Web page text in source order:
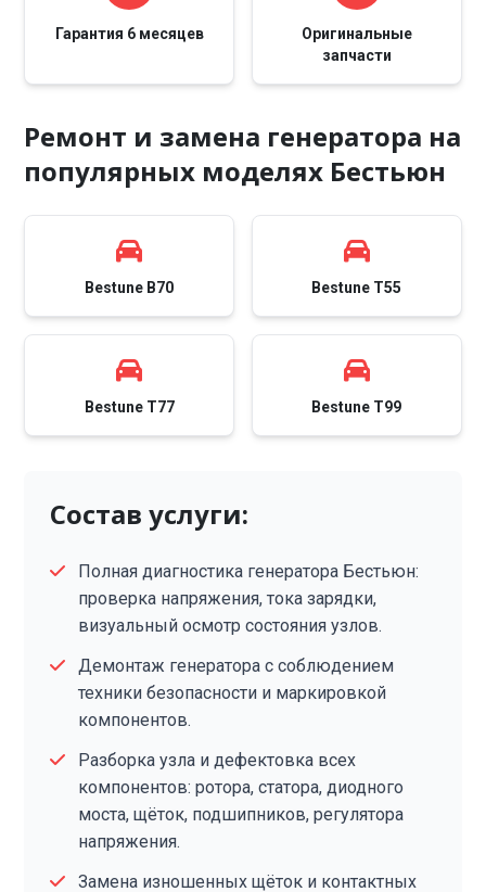
Гарантия 6 месяцев
Оригинальные
запчасти
Ремонт и замена генератора на
популярных моделях Бестьюн
Bestune B70 Bestune T55
Bestune T77 Bestune T99
Состав услуги:
Полная диагностика генератора Бестьюн:
проверка напряжения, тока зарядки,
визуальный осмотр состояния узлов.
Демонтаж генератора с соблюдением
техники безопасности и маркировкой
компонентов.
Разборка узла и дефектовка всех
компонентов: ротора, статора, диодного
моста, щёток, подшипников, регулятора
напряжения.
Замена изношенных щёток и контактных